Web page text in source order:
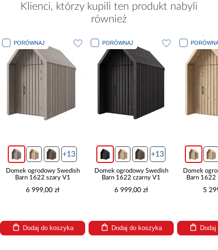
Klienci, którzy kupili ten produkt nabyli
również
PORÓWNAJ
+13
Domek ogrodowy Swedish
Barn 1622 szary V1
6 999,00 zł
Dodaj do koszyka
PORÓWNAJ
+13
Domek ogrodowy Swedish
Barn 1622 czarny V1
6 999,00 zł
Dodaj do koszyka
Domek
Barn 1622
5